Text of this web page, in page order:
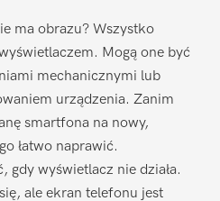
ma obrazu? Wszystko
Mogą one być
mechanicznymi lub
urządzenia. Zanim
smartfona na nowy,
łatwo naprawić.
gdy wyświetlacz nie działa.
ale ekran telefonu jest